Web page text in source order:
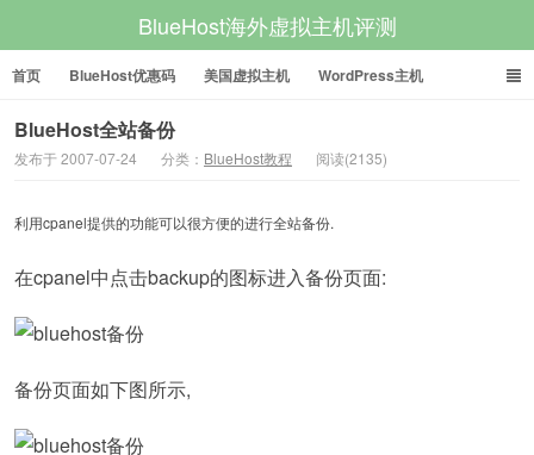
BlueHost海外虚拟主机评测
首页 BlueHost优惠码 美国虚拟主机 WordPress主机
美国VPS 美国服务器
BlueHost全站备份
发布于 2007-07-24 分类： BlueHost教程 阅读(2135)
利用cpanel提供的功能可以很方便的进行全站备份.
在cpanel中点击backup的图标进入备份页面:
备份页面如下图所示,